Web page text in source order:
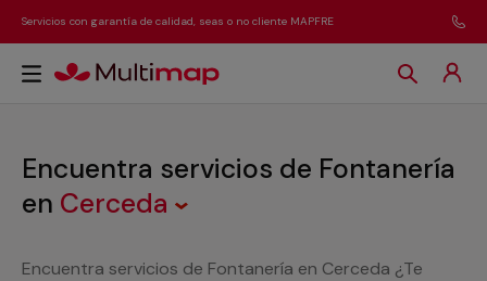
Servicios con garantía de calidad, seas o no cliente MAPFRE
Encuentra servicios de Fontanería
en Cerceda
Encuentra servicios de Fontanería en Cerceda ¿Te